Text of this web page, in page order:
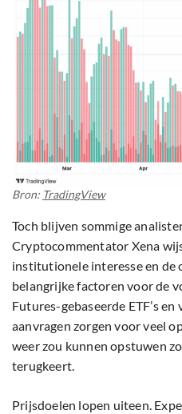
Bron: TradingView
Toch blijven sommige
Cryptocommentator Xena
institutionele interesse en de
belangrijke factoren voor de
Futures-gebaseerde ETF’s
aanvragen zorgen voor veel
weer zou kunnen opstuwen
terugkeert.
Prijsdoelen lopen uiteen.